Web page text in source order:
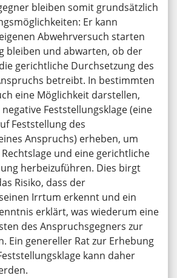
bleiben somit grundsätzlich
Er kann
Abwehrversuch starten
bleiben und abwarten, ob der
gerichtliche Durchsetzung des
betreibt. In bestimmten
eine Möglichkeit darstellen,
Feststellungsklage (eine
Feststellung des
Anspruchs) erheben, um
und eine gerichtliche
herbeizuführen. Dies birgt
Risiko, dass der
Irrtum erkennt und ein
erklärt, was wiederum eine
des Anspruchsgegners zur
Ein genereller Rat zur Erhebung
kann daher